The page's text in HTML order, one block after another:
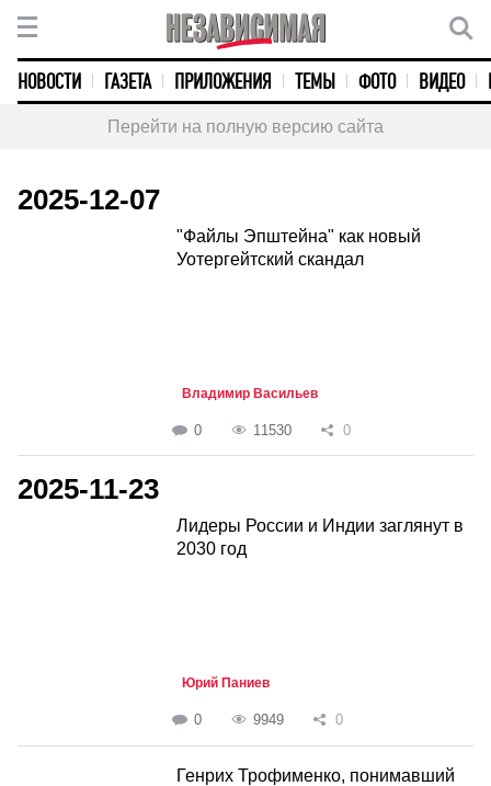
НОВОСТИ ГАЗЕТА ПРИЛОЖЕНИЯ ТЕМЫ ФОТО ВИДЕО
Перейти на полную версию сайта
2025-12-07
"Файлы Эпштейна" как новый
Уотергейтский скандал
Владимир Васильев
0 11530 0
2025-11-23
Лидеры России и Индии заглянут в
2030 год
Юрий Паниев
0 9949 0
Генрих Трофименко, понимавший